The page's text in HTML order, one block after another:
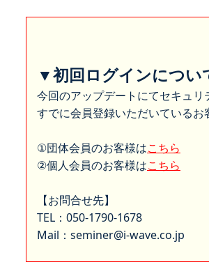
▼初回ログインについ
今回のアップデートにてセキュリ
すでに会員登録いただいているお
①団体会員のお客様はこちら
②個人会員のお客様はこちら
【お問合せ先】
TEL：050-1790-1678
Mail：seminer@i-wave.co.jp